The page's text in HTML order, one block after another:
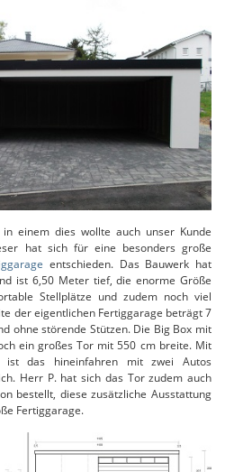
einem dies wollte auch unser Kunde
hat sich für eine besonders große
entschieden. Das Bauwerk hat
ist 6,50 Meter tief, die enorme Größe
Stellplätze und zudem noch viel
der eigentlichen Fertiggarage beträgt 7
ohne störende Stützen. Die Big Box mit
ein großes Tor mit 550 cm breite. Mit
ist das hineinfahren mit zwei Autos
Herr P. hat sich das Tor zudem auch
bestellt, diese zusätzliche Ausstattung
Fertiggarage.